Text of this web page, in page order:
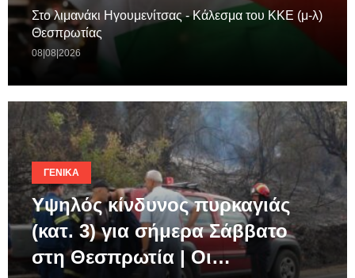
Στο λιμανάκι Ηγουμενίτσας - Κάλεσμα του ΚΚΕ (μ-λ)
Θεσπρωτίας
08|08|2026
ΓΕΝΙΚΆ
Υψηλός κίνδυνος πυρκαγιάς
(κατ. 3) για σήμερα Σάββατο
στη Θεσπρωτία | Οι…